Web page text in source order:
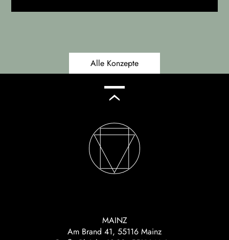
Alle Konzepte
MAINZ
Am Brand 41, 55116 Mainz